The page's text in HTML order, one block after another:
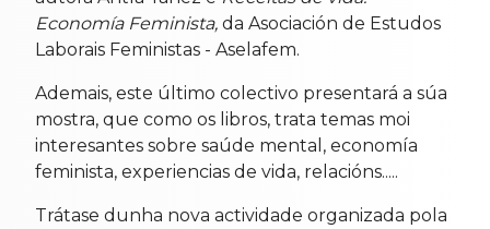
Economía Feminista, da Asociación de Estudos
Laborais Feministas - Aselafem.
Ademais, este último colectivo presentará a súa
mostra, que como os libros, trata temas moi
interesantes sobre saúde mental, economía
feminista, experiencias de vida, relacións.....
Trátase dunha nova actividade organizada pola